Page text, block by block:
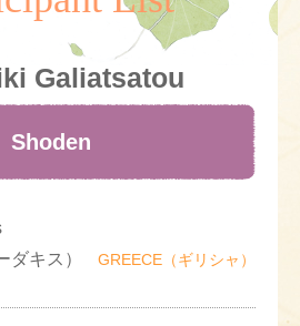
Galiatsatou
Shoden
ダキス）
GREECE（ギリシャ）